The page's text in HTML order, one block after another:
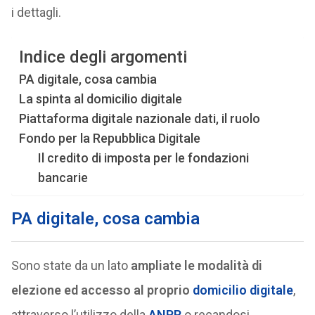
i dettagli.
Indice degli argomenti
PA digitale, cosa cambia
La spinta al domicilio digitale
Piattaforma digitale nazionale dati, il ruolo
Fondo per la Repubblica Digitale
Il credito di imposta per le fondazioni
bancarie
PA digitale, cosa cambia
Sono state da un lato ampliate le modalità di
elezione ed accesso al proprio domicilio digitale,